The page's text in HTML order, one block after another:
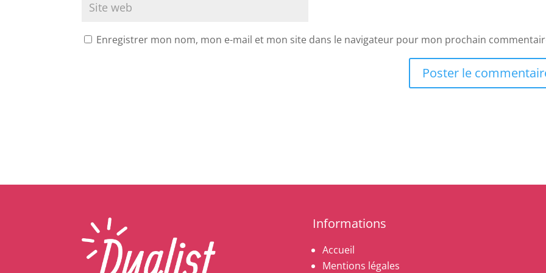
Enregistrer mon nom, mon e-mail et mon site dans le navigateur pour mon prochain
Informations
Accueil
Mentions légales